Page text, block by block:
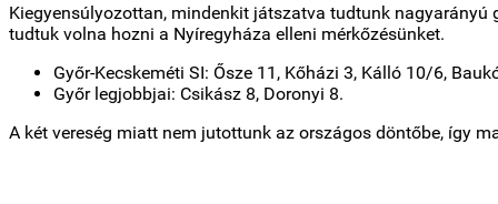
Kiegyensúlyozottan, mindenkit játszatva tudtunk
tudtuk volna hozni a Nyíregyháza elleni mérkőzésünket.
Győr-Kecskeméti SI: Ősze 11, Kőházi 3, Kálló 10/6,
Győr legjobbjai: Csikász 8, Doronyi 8.
A két vereség miatt nem jutottunk az országos döntőbe, így